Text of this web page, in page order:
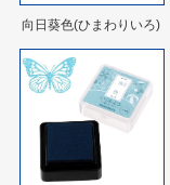
向日葵色(ひまわりいろ)